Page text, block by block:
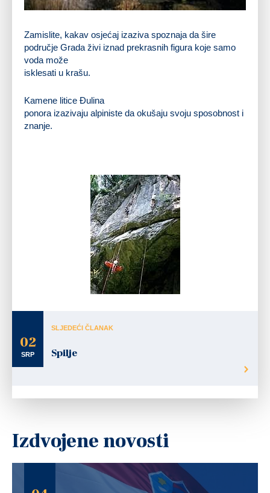
Zamislite, kakav osjećaj izaziva spoznaja da šire
područje Grada živi iznad prekrasnih figura koje samo
voda može
isklesati u krašu.
Kamene litice Đulina
ponora izazivaju alpiniste da okušaju svoju sposobnost i
znanje.
02
SRP
SLJEDEĆI ČLANAK
Spilje
Izdvojene novosti